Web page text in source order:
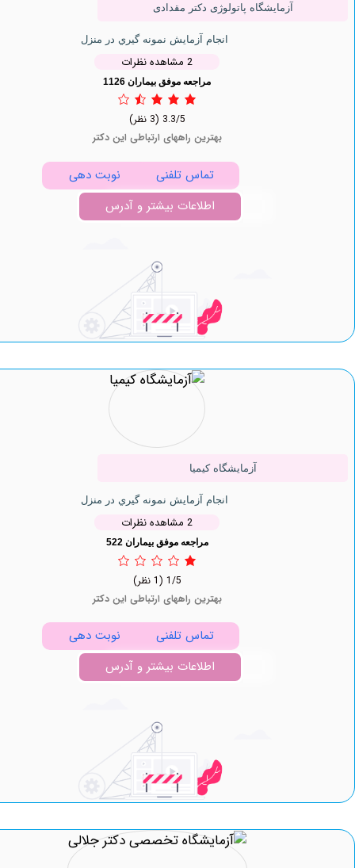
آزمایشگاه پاتولوژی دکتر مقدادی
انجام آزمایش نمونه گيري در منزل
مراجعه موفق بیماران 1126
بهترین راههای ارتباطی این دکتر
تماس تلفنی
نوبت دهی
اطلاعات بیشتر و آدرس
آزمایشگاه کیمیا
انجام آزمایش نمونه گيري در منزل
مراجعه موفق بیماران 522
بهترین راههای ارتباطی این دکتر
تماس تلفنی
نوبت دهی
اطلاعات بیشتر و آدرس